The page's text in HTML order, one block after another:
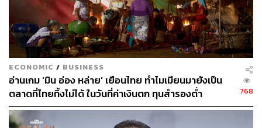
ECONOMIC / BUSINESS
อ่านเกม ‘มิน อ่อง หล่าย’ เยือนไทย ทำไมเมียนมายังเป็น
ตลาดที่ไทยทิ้งไม่ได้ ในวันที่ค่าเงินตก ทุนสำรองต่ำ
768